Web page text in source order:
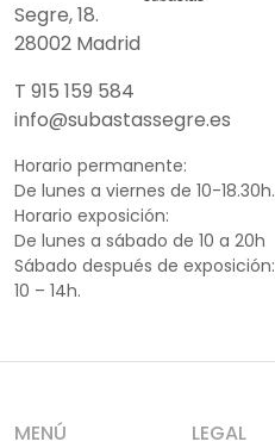
Segre, 18.
28002 Madrid
T 915 159 584
info@subastassegre.es
Horario permanente:
De lunes a viernes de 10-18.30h.
Horario exposición:
De lunes a sábado de 10 a 20h
Sábado después de exposición:
10 – 14h.
MENÚ LEGAL